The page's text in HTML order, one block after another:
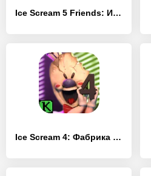
Ice Scream 5 Friends: История Майка
Ice Scream 4: Фабрика Рода